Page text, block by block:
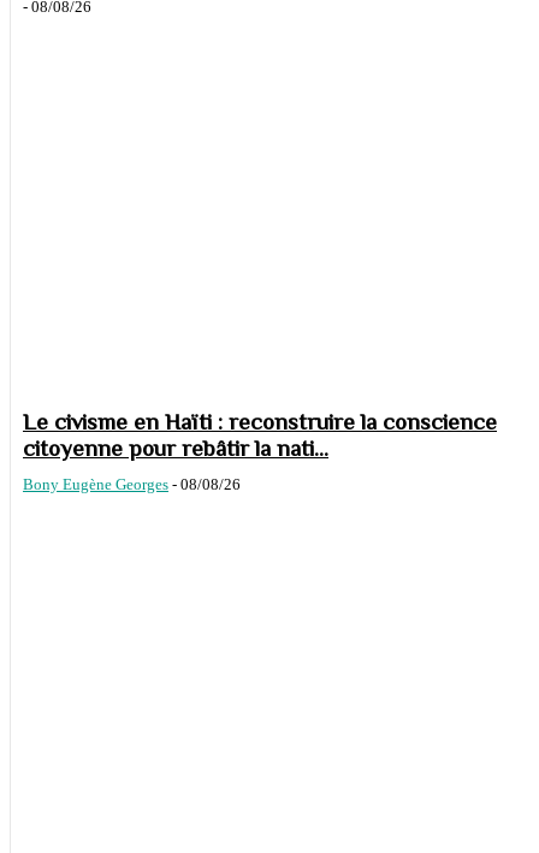
- 08/08/26
Le civisme en Haïti : reconstruire la conscience
citoyenne pour rebâtir la nati...
Bony Eugène Georges - 08/08/26